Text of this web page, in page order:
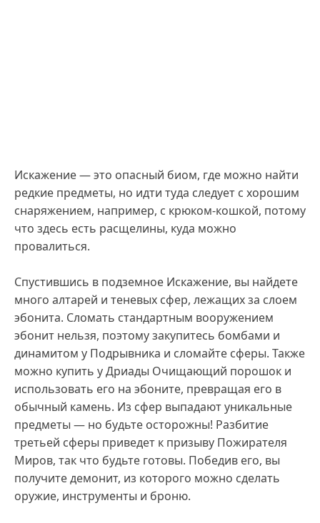
Искажение — это опасный биом, где можно найти
редкие предметы, но идти туда следует с хорошим
снаряжением, например, с крюком-кошкой, потому
что здесь есть расщелины, куда можно
провалиться.
Спустившись в подземное Искажение, вы найдете
много алтарей и теневых сфер, лежащих за слоем
эбонита. Сломать стандартным вооружением
эбонит нельзя, поэтому закупитесь бомбами и
динамитом у Подрывника и сломайте сферы. Также
можно купить у Дриады Очищающий порошок и
использовать его на эбоните, превращая его в
обычный камень. Из сфер выпадают уникальные
предметы — но будьте осторожны! Разбитие
третьей сферы приведет к призыву Пожирателя
Миров, так что будьте готовы. Победив его, вы
получите демонит, из которого можно сделать
оружие, инструменты и броню.